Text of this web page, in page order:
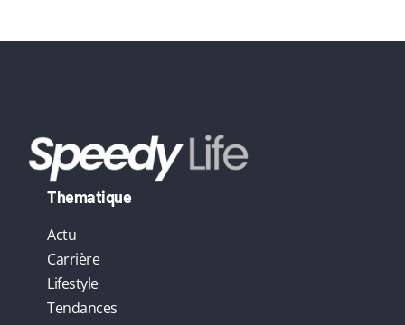
:
Thematique
Actu
Carrière
Lifestyle
Tendances